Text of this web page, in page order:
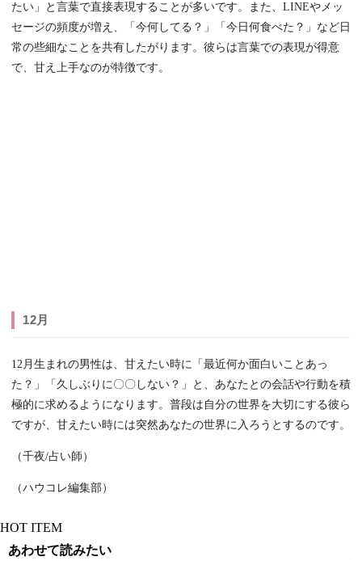
たい」と言葉で直接表現することが多いです。また、LINEやメッ
セージの頻度が増え、「今何してる？」「今日何食べた？」など日
常の些細なことを共有したがります。彼らは言葉での表現が得意
で、甘え上手なのが特徴です。
12月
12月生まれの男性は、甘えたい時に「最近何か面白いことあっ
た？」「久しぶりに〇〇しない？」と、あなたとの会話や行動を積
極的に求めるようになります。普段は自分の世界を大切にする彼ら
ですが、甘えたい時には突然あなたの世界に入ろうとするのです。
（千夜/占い師）
（ハウコレ編集部）
HOT ITEM
あわせて読みたい